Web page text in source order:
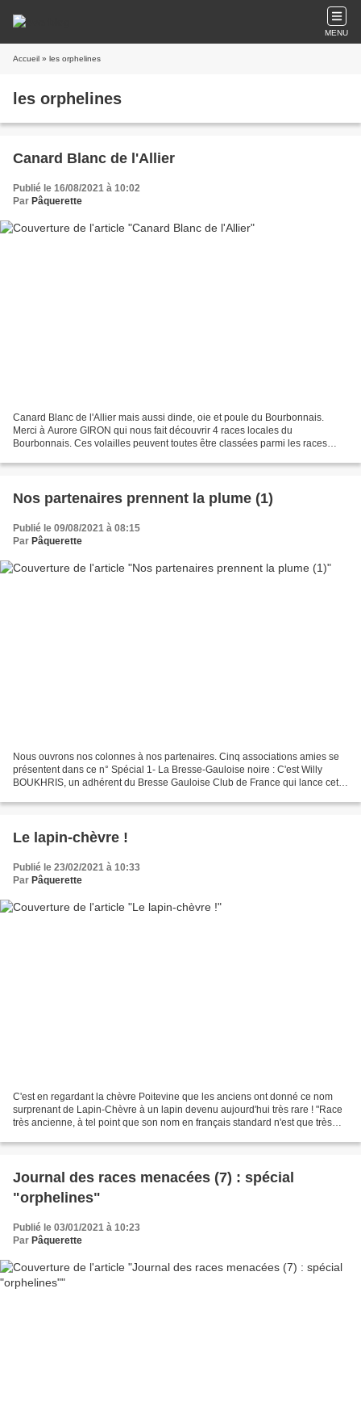
MENU
Accueil » les orphelines
les orphelines
Canard Blanc de l'Allier
Publié le 16/08/2021 à 10:02
Par Pâquerette
Canard Blanc de l'Allier mais aussi dinde, oie et poule du Bourbonnais.
Merci à Aurore GIRON qui nous fait découvrir 4 races locales du
Bourbonnais. Ces volailles peuvent toutes être classées parmi les races
Nos partenaires prennent la plume (1)
Publié le 09/08/2021 à 08:15
Par Pâquerette
Nous ouvrons nos colonnes à nos partenaires. Cinq associations amies se
présentent dans ce n° Spécial 1- La Bresse-Gauloise noire : C'est Willy
BOUKHRIS, un adhérent du Bresse Gauloise Club de France qui lance cette
Le lapin-chèvre !
Publié le 23/02/2021 à 10:33
Par Pâquerette
C'est en regardant la chèvre Poitevine que les anciens ont donné ce nom
surprenant de Lapin-Chèvre à un lapin devenu aujourd'hui très rare ! "Race
très ancienne, à tel point que son nom en français standard n'est que très
Journal des races menacées (7) : spécial
"orphelines"
Publié le 03/01/2021 à 10:23
Par Pâquerette